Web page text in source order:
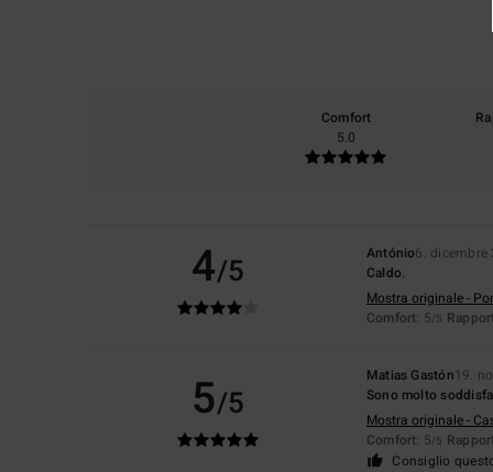
Comfort
5.0
4/5 António6. dicembre
Caldo.
Mostra originale -
Comfort: 5/5
5/5
Matias Gastón19.
Sono molto
Mostra originale -
Comfort: 5/5
Consiglio